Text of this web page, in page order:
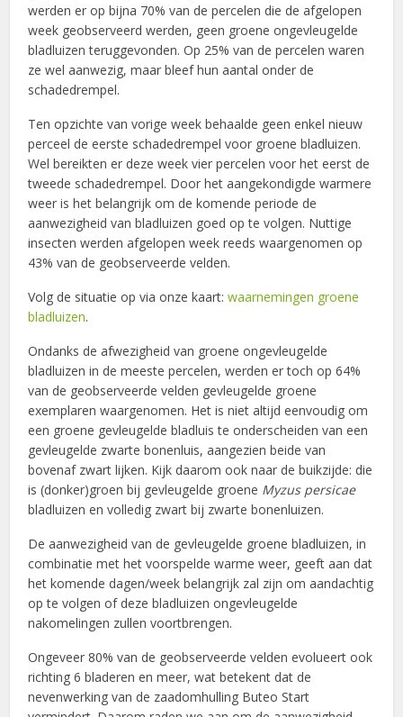
werden er op bijna 70% van de percelen die de afgelopen
week geobserveerd werden, geen groene ongevleugelde
bladluizen teruggevonden. Op 25% van de percelen waren
ze wel aanwezig, maar bleef hun aantal onder de
schadedrempel.
Ten opzichte van vorige week behaalde geen enkel nieuw
perceel de eerste schadedrempel voor groene bladluizen.
Wel bereikten er deze week vier percelen voor het eerst de
tweede schadedrempel. Door het aangekondigde warmere
weer is het belangrijk om de komende periode de
aanwezigheid van bladluizen goed op te volgen. Nuttige
insecten werden afgelopen week reeds waargenomen op
43% van de geobserveerde velden.
Volg de situatie op via onze kaart:waarnemingen groene
bladluizen.
Ondanks de afwezigheid van groene ongevleugelde
bladluizen in de meeste percelen, werden er toch op 64%
van de geobserveerde velden gevleugelde groene
exemplaren waargenomen. Het is niet altijd eenvoudig om
een groene gevleugelde bladluis te onderscheiden van een
gevleugelde zwarte bonenluis, aangezien beide van
bovenaf zwart lijken. Kijk daarom ook naar de buikzijde: die
is (donker)groen bij gevleugelde groene Myzus persicae
bladluizen en volledig zwart bij zwarte bonenluizen.
De aanwezigheid van de gevleugelde groene bladluizen, in
combinatie met het voorspelde warme weer, geeft aan dat
het komende dagen/week belangrijk zal zijn om aandachtig
op te volgen of deze bladluizen ongevleugelde
nakomelingen zullen voortbrengen.
Ongeveer 80% van de geobserveerde velden evolueert ook
richting 6 bladeren en meer, wat betekent dat de
nevenwerking van de zaadomhulling Buteo Start